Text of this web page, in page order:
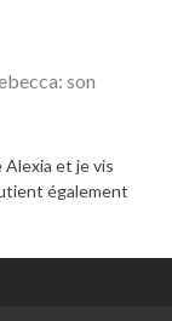
son
Alexia et je vis
également